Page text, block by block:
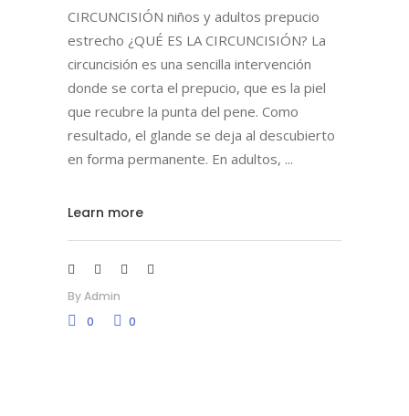
CIRCUNCISIÓN niños y adultos prepucio
estrecho ¿QUÉ ES LA CIRCUNCISIÓN? La
circuncisión es una sencilla intervención
donde se corta el prepucio, que es la piel
que recubre la punta del pene. Como
resultado, el glande se deja al descubierto
en forma permanente. En adultos,
Learn more
ByAdmin
0
0